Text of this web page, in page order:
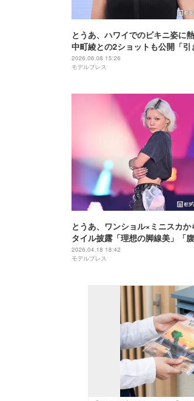
とうあ、ハワイでのビキニ姿に
中町綾との2ショットも公開「引
っててすごい」「肌綺麗すぎます
2026.06.08 15:26
モデルプレス
とうあ、ワンショル×ミニスカか
タイル披露「理想の脚線美」「
綺麗」と話題【ガルアワ2026SS】
2026.04.18 18:42
モデルプレス